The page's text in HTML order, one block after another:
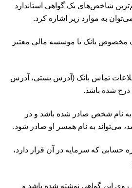
شاخص‌های یک گواهی استاندارد
به موارد زیر اشاره کرد.
مخصوص بانک یا موسسه مالی معتبر
تماس بانک (آدرس پستی، آدرس
شده باشد.
به نام شخص صادر شده باشد و در
می‌تواند به نام همسر او صادر شود.
حسابی که سرمایه در آن قرار دارد،
روی این گواهی نوشته شده باشد و